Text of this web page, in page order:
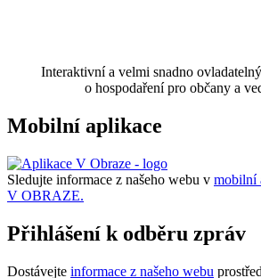
Interaktivní a velmi snadno
o hospodaření pro občany a
Mobilní aplikace
Sledujte informace z našeho webu v mobilní
V OBRAZE.
Přihlášení k odběru zpráv
Dostávejte informace z našeho webu